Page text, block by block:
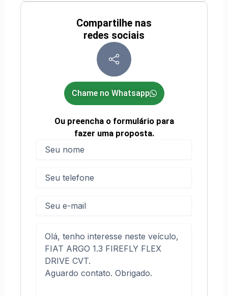
Compartilhe nas
redes sociais
Chame no Whatsapp
Ou preencha o formulário para
fazer uma proposta.
mail